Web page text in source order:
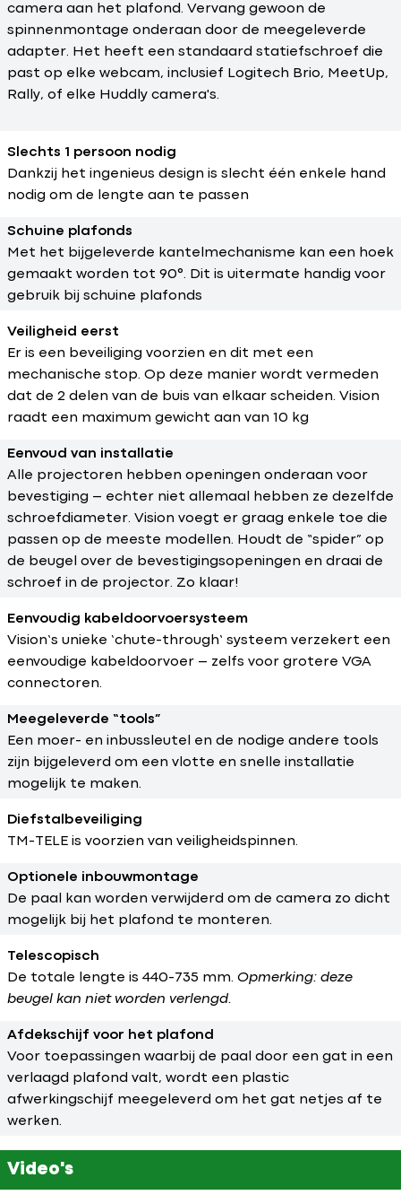
camera aan het plafond. Vervang gewoon de
spinnenmontage onderaan door de meegeleverde
adapter. Het heeft een standaard statiefschroef die
past op elke webcam, inclusief Logitech Brio, MeetUp,
Rally, of elke Huddly camera's.
Slechts 1 persoon nodig
Dankzij het ingenieus design is slecht één enkele hand
nodig om de lengte aan te passen
Schuine plafonds
Met het bijgeleverde kantelmechanisme kan een hoek
gemaakt worden tot 90°. Dit is uitermate handig voor
gebruik bij schuine plafonds
Veiligheid eerst
Er is een beveiliging voorzien en dit met een
mechanische stop. Op deze manier wordt vermeden
dat de 2 delen van de buis van elkaar scheiden. Vision
raadt een maximum gewicht aan van 10 kg
Eenvoud van installatie
Alle projectoren hebben openingen onderaan voor
bevestiging – echter niet allemaal hebben ze dezelfde
schroefdiameter. Vision voegt er graag enkele toe die
passen op de meeste modellen. Houdt de “spider” op
de beugel over de bevestigingsopeningen en draai de
schroef in de projector. Zo klaar!
Eenvoudig kabeldoorvoersysteem
Vision’s unieke ‘chute-through’ systeem verzekert een
eenvoudige kabeldoorvoer – zelfs voor grotere VGA
connectoren.
Meegeleverde “tools”
Een moer- en inbussleutel en de nodige andere tools
zijn bijgeleverd om een vlotte en snelle installatie
mogelijk te maken.
Diefstalbeveiliging
TM-TELE is voorzien van veiligheidspinnen.
Optionele inbouwmontage
De paal kan worden verwijderd om de camera zo dicht
mogelijk bij het plafond te monteren.
Telescopisch
De totale lengte is 440-735 mm. Opmerking: deze
beugel kan niet worden verlengd.
Afdekschijf voor het plafond
Voor toepassingen waarbij de paal door een gat in een
verlaagd plafond valt, wordt een plastic
afwerkingschijf meegeleverd om het gat netjes af te
werken.
Video's